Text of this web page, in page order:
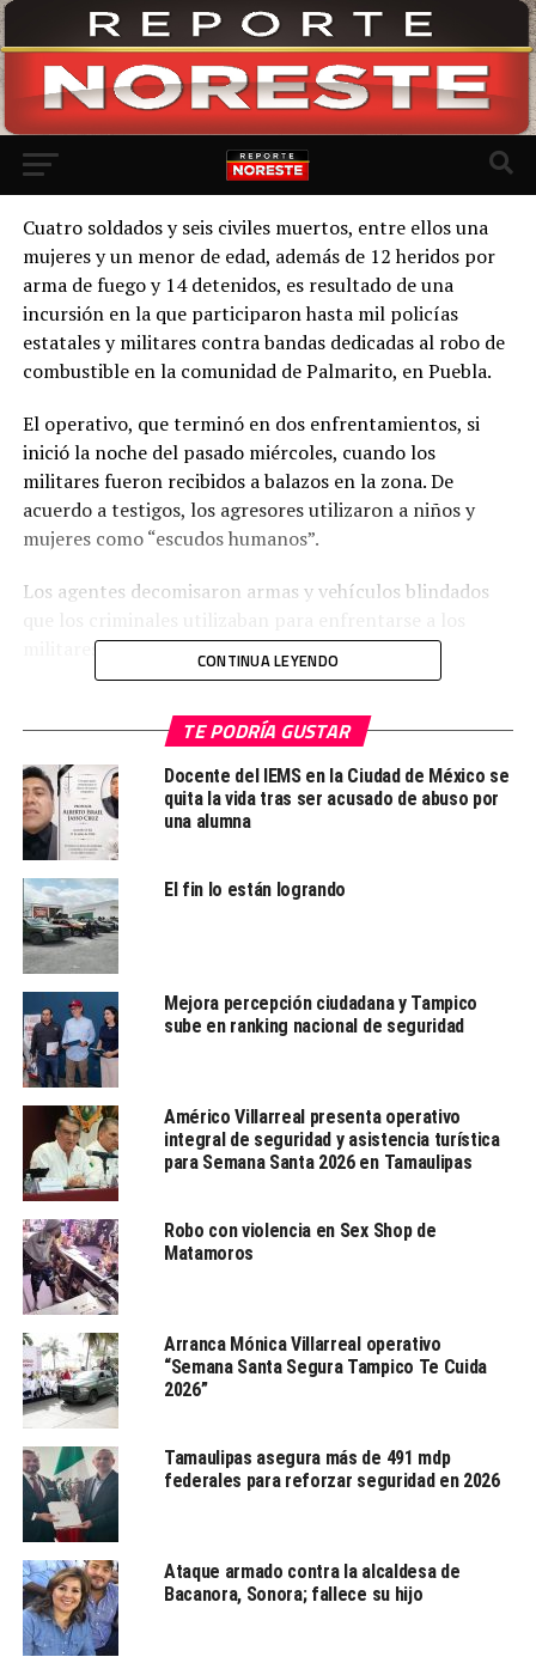
Cuatro soldados y seis civiles muertos, entre ellos una
mujeres y un menor de edad, además de 12 heridos por
arma de fuego y 14 detenidos, es resultado de una
incursión en la que participaron hasta mil policías
estatales y militares contra bandas dedicadas al robo de
combustible en la comunidad de Palmarito, en Puebla.
El operativo, que terminó en dos enfrentamientos, si
inició la noche del pasado miércoles, cuando los
militares fueron recibidos a balazos en la zona. De
acuerdo a testigos, los agresores utilizaron a niños y
mujeres como “escudos humanos”.
Los agentes decomisaron armas y vehículos blindados
militares.
Rojo” bloquearon la autopista México-Veracruz durante
cinco horas, y otros viajaron a Puebla, para demandar la
presentación con vida de 13 personas, la salida del
ejército de la comunidad y la cancelación de los
operativos en Plamarito.
Fuente: Jornada.unam
GOBIERNO
NACIONAL POLICIA ESTATAL
PUEBLA
SEGURIDAD
LE SIGUE
El «Chapo» irá a juicio el 16 de abril del 2018.
NO TE PIERDAS
EUA planea “cooperar” con Europa para mejorar la crisis
en Venezuela.
Agencias
CONTINUA LEYENDO
TE PODRÍA GUSTAR
Docente del IEMS en la Ciudad de México se
quita la vida tras ser acusado de abuso por
una alumna
El fin lo están logrando
Mejora percepción ciudadana y Tampico
sube en ranking nacional de seguridad
Américo Villarreal presenta operativo
integral de seguridad y asistencia turística
para Semana Santa 2026 en Tamaulipas
Robo con violencia en Sex Shop de
Matamoros
Arranca Mónica Villarreal operativo
“Semana Santa Segura Tampico Te Cuida
2026”
Tamaulipas asegura más de 491 mdp
federales para reforzar seguridad en 2026
Ataque armado contra la alcaldesa de
Bacanora, Sonora; fallece su hijo
Ir a la versión móvil